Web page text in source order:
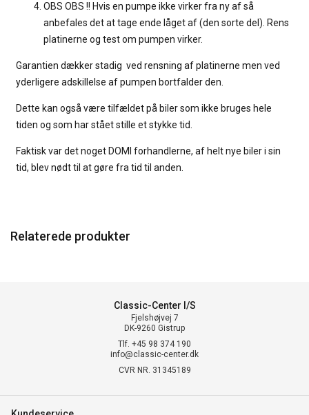
OBS OBS !! Hvis en pumpe ikke virker fra ny af så
anbefales det at tage ende låget af (den sorte del). Rens
platinerne og test om pumpen virker.
Garantien dækker stadig ved rensning af platinerne men ved
yderligere adskillelse af pumpen bortfalder den.
Dette kan også være tilfældet på biler som ikke bruges hele
tiden og som har stået stille et stykke tid.
Faktisk var det noget DOMI forhandlerne, af helt nye biler i sin
tid, blev nødt til at gøre fra tid til anden.
Relaterede produkter
Classic-Center I/S
Fjelshøjvej 7
DK-9260 Gistrup
Tlf. +45 98 374 190
info@classic-center.dk
CVR NR. 31345189